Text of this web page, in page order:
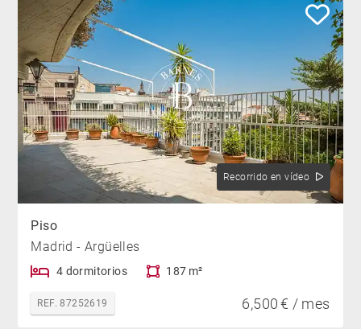
Recorrido en vídeo
Piso
Madrid - Argüelles
4 dormitorios 187 m²
REF. 87252619 6,500 € / mes